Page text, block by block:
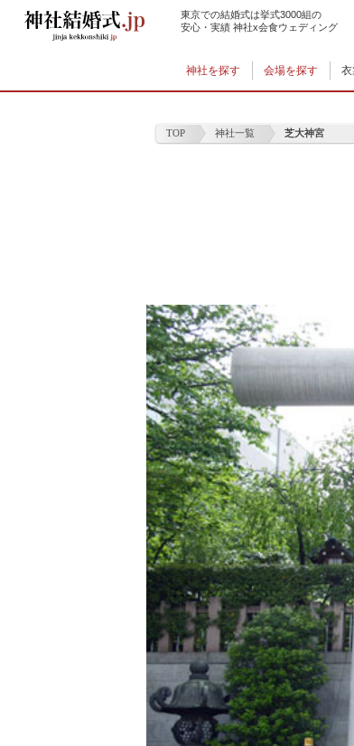
東京での結婚式は挙式3000組の
安心・実績 神社x会食ウェディング
神社を探す 会場を探す 衣
TOP 神社一覧 芝大神宮